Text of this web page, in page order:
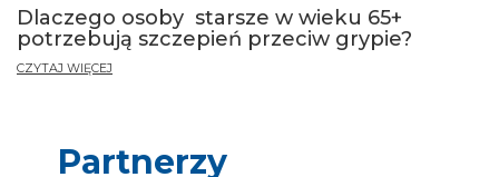
Dlaczego osoby starsze w wieku 65+
potrzebują szczepień przeciw grypie?
CZYTAJ WIĘCEJ
Partnerzy